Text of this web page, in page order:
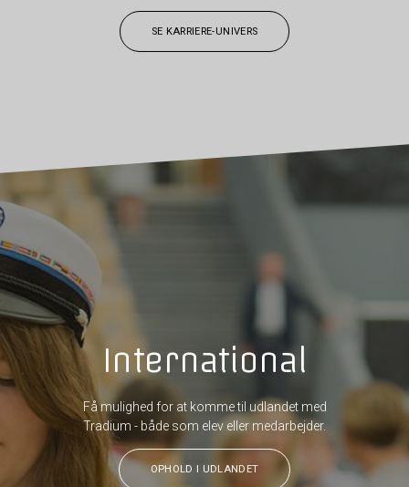
SE KARRIERE-UNIVERS
International
Få mulighed for at komme til udlandet med
Tradium - både som elev eller medarbejder.
OPHOLD I UDLANDET